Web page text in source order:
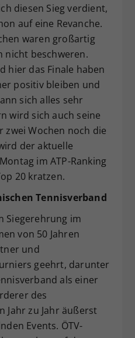
diesen Sieg verdient,
auf eine Revanche.
waren großartig
nicht beschweren.
hier das Finale haben
positiv bleiben und
sich alles sehr
wird sich auch seine
zwei Wochen noch die
der aktuelle
im ATP-Ranking
20 kratzen.
Tennisverband
Siegerehrung im
von 50 Jahren
und
geehrt, darunter
als einer
des
Jahr zu Jahr äußerst
Events. ÖTV-